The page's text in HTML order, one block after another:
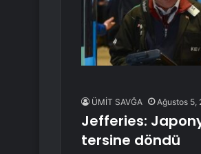
ÜMİT SAVĞA Ağustos 5,
Jefferies:
tersine döndü